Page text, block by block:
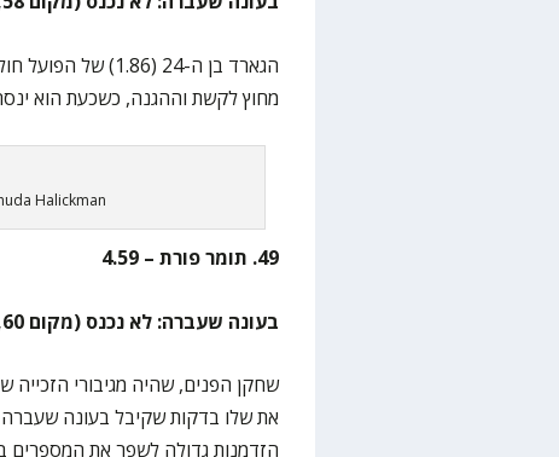
הגארד בן ה-24
מחוץ לקשת וההגנה, כשכעת הוא
Halickman
49. תומר פורת – 4.59
בעונה שעברה: לא נכנס (מקום 60, ציון 3.83)
את שלו בדקות שקיבל בעונה